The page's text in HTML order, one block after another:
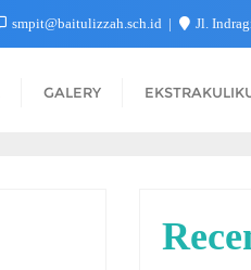
smpit@baitulizzah.sch.id Jl.
GALERY